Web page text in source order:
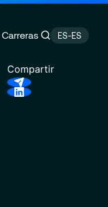
Carreras ES-ES
Compartir